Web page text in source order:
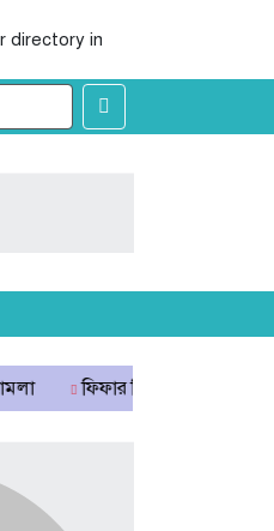
directory in
বিশ্বকাপ বয়কটের সিদ্ধান্তে অটল